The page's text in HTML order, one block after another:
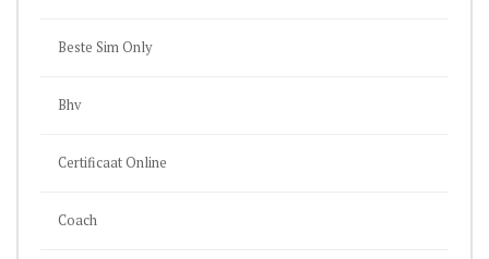
Beste Sim Only
Bhv
Certificaat Online
Coach